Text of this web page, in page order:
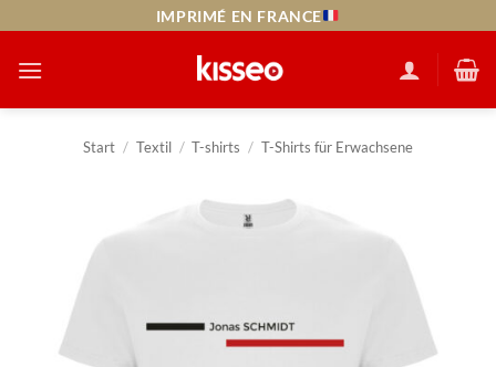
springen
IMPRIMÉ EN FRANCE
Start / Textil / T-shirts / T-Shirts für Erwachsene